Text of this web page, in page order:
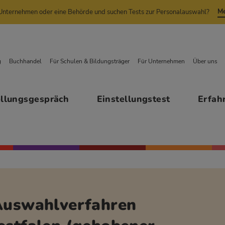
oder eine Behörde und suchen Tests zur Personalauswahl?
Einstellungstest
Buchhandel Für Schulen & Bildungsträger Für Unternehmen Über uns